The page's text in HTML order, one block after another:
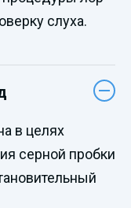
слуха.
в целях
серной пробки